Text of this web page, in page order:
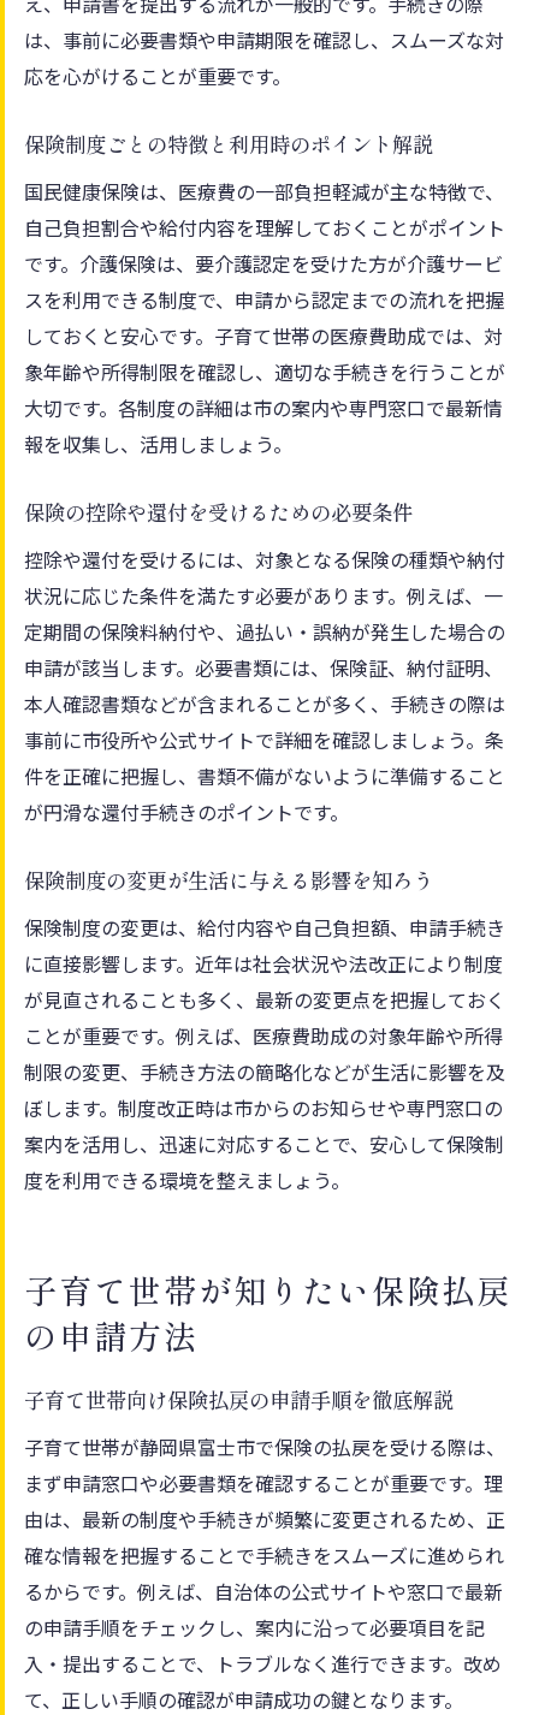
は、事前に必要書類や申請期限を確認し、スムーズな対
応を心がけることが重要です。
保険制度ごとの特徴と利用時のポイント解説
国民健康保険は、医療費の一部負担軽減が主な特徴で、
自己負担割合や給付内容を理解しておくことがポイント
です。介護保険は、要介護認定を受けた方が介護サービ
スを利用できる制度で、申請から認定までの流れを把握
しておくと安心です。子育て世帯の医療費助成では、対
象年齢や所得制限を確認し、適切な手続きを行うことが
大切です。各制度の詳細は市の案内や専門窓口で最新情
報を収集し、活用しましょう。
保険の控除や還付を受けるための必要条件
控除や還付を受けるには、対象となる保険の種類や納付
状況に応じた条件を満たす必要があります。例えば、一
定期間の保険料納付や、過払い・誤納が発生した場合の
申請が該当します。必要書類には、保険証、納付証明、
本人確認書類などが含まれることが多く、手続きの際は
事前に市役所や公式サイトで詳細を確認しましょう。条
件を正確に把握し、書類不備がないように準備すること
が円滑な還付手続きのポイントです。
保険制度の変更が生活に与える影響を知ろう
保険制度の変更は、給付内容や自己負担額、申請手続き
に直接影響します。近年は社会状況や法改正により制度
が見直されることも多く、最新の変更点を把握しておく
ことが重要です。例えば、医療費助成の対象年齢や所得
制限の変更、手続き方法の簡略化などが生活に影響を及
ぼします。制度改正時は市からのお知らせや専門窓口の
案内を活用し、迅速に対応することで、安心して保険制
度を利用できる環境を整えましょう。
子育て世帯が知りたい保険払戻
の申請方法
子育て世帯向け保険払戻の申請手順を徹底解説
子育て世帯が静岡県富士市で保険の払戻を受ける際は、
まず申請窓口や必要書類を確認することが重要です。理
由は、最新の制度や手続きが頻繁に変更されるため、正
確な情報を把握することで手続きをスムーズに進められ
るからです。例えば、自治体の公式サイトや窓口で最新
の申請手順をチェックし、案内に沿って必要項目を記
入・提出することで、トラブルなく進行できます。改め
て、正しい手順の確認が申請成功の鍵となります。